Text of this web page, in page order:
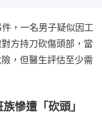
，一名男子疑似因工
方持刀砍傷頭部，當
，但醫生評估至少需
慘遭「砍頭」